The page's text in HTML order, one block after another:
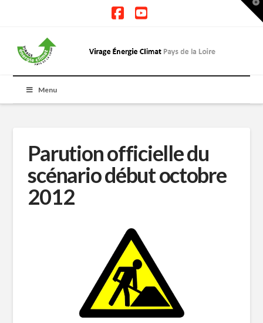
Menu
Parution officielle du
scénario début octobre
2012